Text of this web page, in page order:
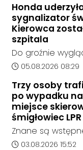
Kędzierzynie-Koźlu
bez
wcześniejszego
terenem ze
postępowania nie
żaden oferent.
Honda
sygnalizator
Kierowca
szpitala
Do groźnie
zdarzenia
godziny 6:30
samochodem
zjechał z drogi i
sygnalizator
Data dodania
05.08.2026 08:29
Trzy osoby
po wypadku
miejsce
śmigłowiec LPR
Znane są
zdarzenia
Data dodania
03.08.2026 15:52